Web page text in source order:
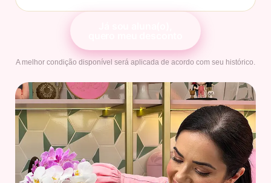
A melhor condição disponível será aplicada de acordo com seu histórico.